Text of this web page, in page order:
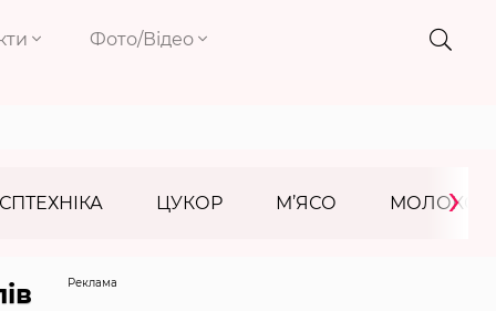
Фото/Відео
ЦУКОР М’ЯСО МОЛОКО
›
Реклама